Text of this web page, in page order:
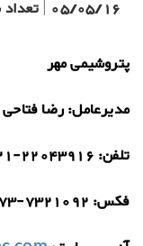
05/05/16
|تعداد
پتروشیمی مهر
مدیرعامل:رضا فتاحی
تلفن: 22043916
فکس: 7321092